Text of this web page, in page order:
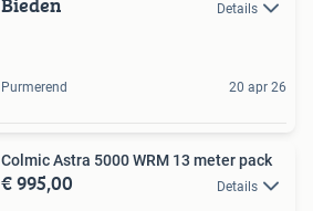
Details
Purmerend 20 apr 26
Colmic Astra 5000 WRM 13 meter pack
€ 995,00 Details